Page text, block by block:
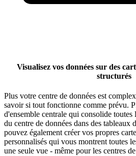
Visualisez vos données sur des
structurés
Plus votre centre de données est
savoir si tout fonctionne comme prévu.
d'ensemble centrale qui consolide toutes
du centre de données dans des tableaux
pouvez également créer vos propres
personnalisés qui vous montrent toutes
une seule vue - même pour les centres